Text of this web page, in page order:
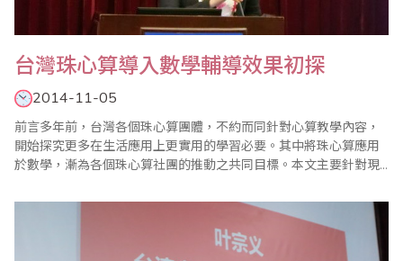
台灣珠心算導入數學輔導效果初探
2014-11-05
前言多年前，台灣各個珠心算團體，不約而同針對心算教學內容，
開始探究更多在生活應用上更實用的學習必要。其中將珠心算應用
於數學，漸為各個珠心算社團的推動之共同目標。本文主要針對現
前台灣珠心算教育加入數學輔導的現況。並以2014台灣省商業會數
學競賽成績優異的單位進行訪察，感謝各位老師們的大力支持慷慨
分享。壹、珠心算課程導入數學輔導在1980-19..